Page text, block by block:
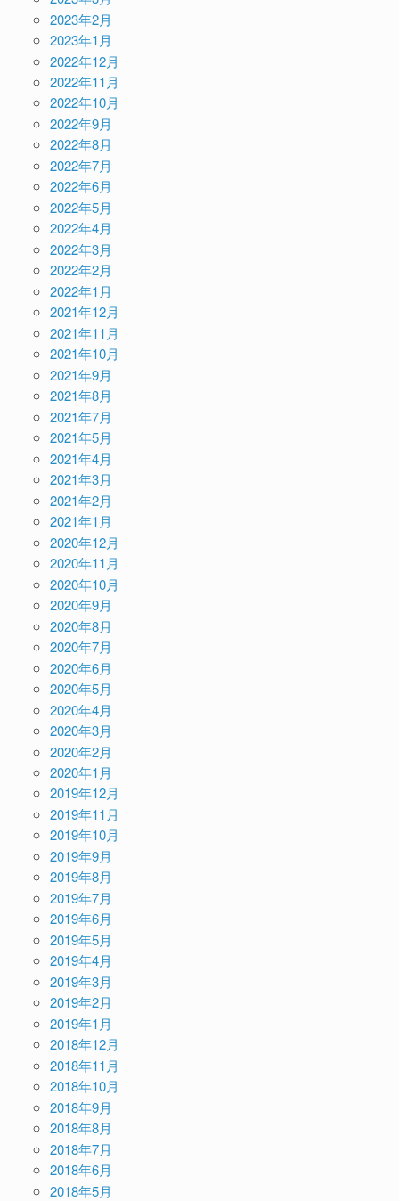
2023年2月
2023年1月
2022年12月
2022年11月
2022年10月
2022年9月
2022年8月
2022年7月
2022年6月
2022年5月
2022年4月
2022年3月
2022年2月
2022年1月
2021年12月
2021年11月
2021年10月
2021年9月
2021年8月
2021年7月
2021年5月
2021年4月
2021年3月
2021年2月
2021年1月
2020年12月
2020年11月
2020年10月
2020年9月
2020年8月
2020年7月
2020年6月
2020年5月
2020年4月
2020年3月
2020年2月
2020年1月
2019年12月
2019年11月
2019年10月
2019年9月
2019年8月
2019年7月
2019年6月
2019年5月
2019年4月
2019年3月
2019年2月
2019年1月
2018年12月
2018年11月
2018年10月
2018年9月
2018年8月
2018年7月
2018年6月
2018年5月